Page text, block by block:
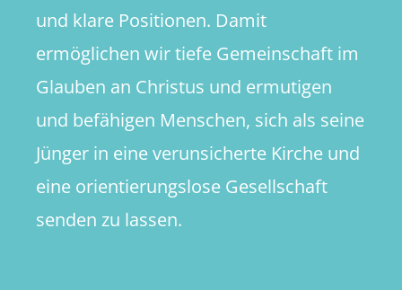
und klare Positionen. Damit
ermöglichen wir tiefe Gemeinschaft im
Glauben an Christus und ermutigen
und befähigen Menschen, sich als seine
Jünger in eine verunsicherte Kirche und
eine orientierungslose Gesellschaft
senden zu lassen.